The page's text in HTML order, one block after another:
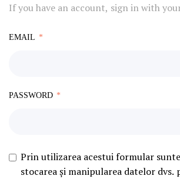
If you have an account, sign in with
EMAIL
PASSWORD
Prin utilizarea acestui formular
stocarea și manipularea datelor dvs.